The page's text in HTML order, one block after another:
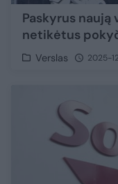
Paskyrus naują
netikėtus
Verslas 2025-